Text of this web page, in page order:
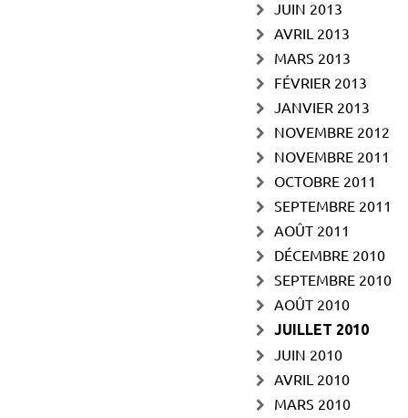
JUIN 2013
AVRIL 2013
MARS 2013
FÉVRIER 2013
JANVIER 2013
NOVEMBRE 2012
NOVEMBRE 2011
OCTOBRE 2011
SEPTEMBRE 2011
AOÛT 2011
DÉCEMBRE 2010
SEPTEMBRE 2010
AOÛT 2010
JUILLET 2010
JUIN 2010
AVRIL 2010
MARS 2010